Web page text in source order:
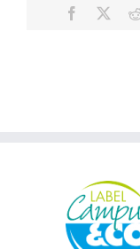
Facebook